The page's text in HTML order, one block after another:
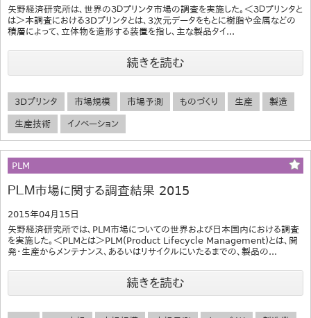
矢野経済研究所は、世界の３Ｄプリンタ市場の調査を実施した。＜３Ｄプリンタと
は＞本調査における3Dプリンタとは、3次元データをもとに樹脂や金属などの
積層によって、立体物を造形する装置を指し、主な製品タイ...
続きを読む
3Dプリンタ 市場規模 市場予測 ものづくり 生産 製造
生産技術 イノベーション
PLM
ＰＬＭ市場に関する調査結果 2015
2015年04月15日
矢野経済研究所では、PLM市場についての世界および日本国内における調査
を実施した。＜PLMとは＞PLM(Product Lifecycle Management)とは、開
発・生産からメンテナンス、あるいはリサイクルにいたるまでの、製品の...
続きを読む